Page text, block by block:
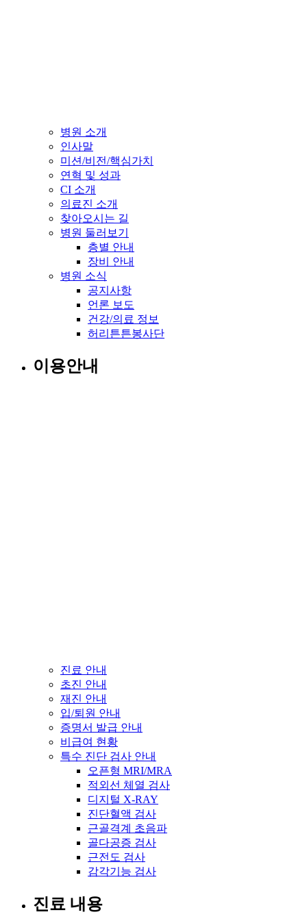
병원 소개
인사말
미션/비전/핵심가치
연혁 및 성과
CI 소개
의료진 소개
찾아오시는 길
병원 둘러보기
층별 안내
장비 안내
병원 소식
공지사항
언론 보도
건강/의료 정보
허리튼튼봉사단
이용안내
진료 안내
초진 안내
재진 안내
입/퇴원 안내
증명서 발급 안내
비급여 현황
특수 진단 검사 안내
오픈형 MRI/MRA
적외선 체열 검사
디지털 X-RAY
진단혈액 검사
근골격계 초음파
골다공증 검사
근전도 검사
감각기능 검사
진료 내용